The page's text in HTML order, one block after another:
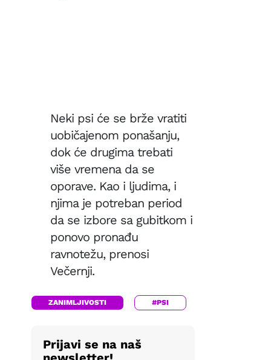
Neki psi će se brže vratiti
uobičajenom ponašanju,
dok će drugima trebati
više vremena da se
oporave. Kao i ljudima, i
njima je potreban period
da se izbore sa gubitkom i
ponovo pronađu
ravnotežu, prenosi
Večernji.
ZANIMLJIVOSTI #PSI
Prijavi se na naš